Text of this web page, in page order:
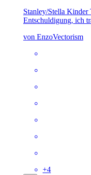
Stanley/Stella
Entschuldigung, ich
von EnzoVectorism
+4